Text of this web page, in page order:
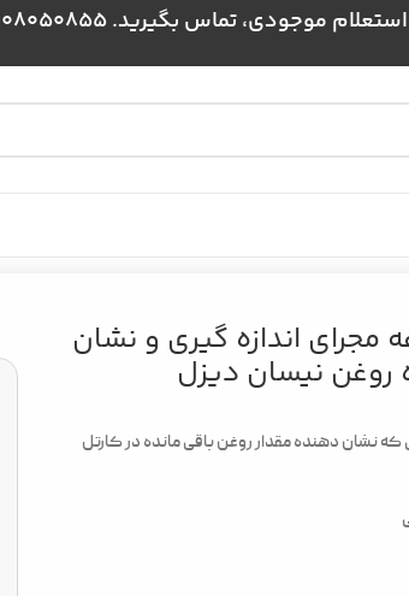
تماس بگیرید. 09108050855 - 09024384172
مجرای اندازه گیری و نشان
روغن نیسان دیزل
نشان دهنده مقدار روغن باقی مانده در کارتل